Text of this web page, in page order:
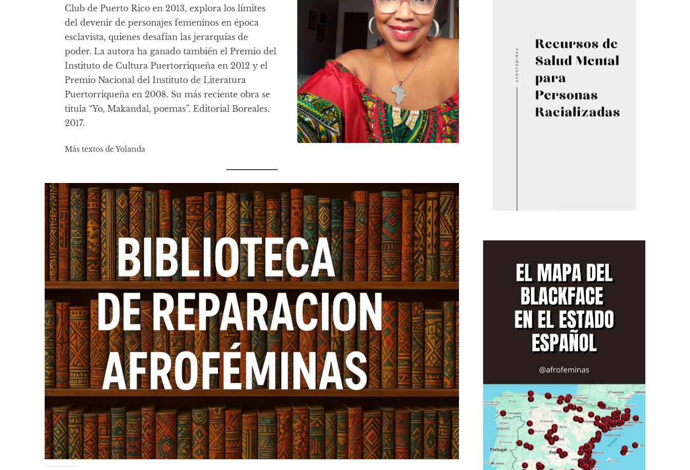
Club de Puerto Rico en 2013, explora los límites
del devenir de personajes femeninos en época
esclavista, quienes desafían las jerarquías de
poder. La autora ha ganado también el Premio del
Instituto de Cultura Puertorriqueña en 2012 y el
Premio Nacional del Instituto de Literatura
Puertorriqueña en 2008. Su más reciente obra se
titula “Yo, Makandal, poemas”. Editorial Boreales.
2017.
Más textos de Yolanda